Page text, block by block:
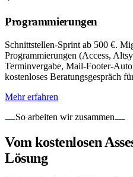
Programmierungen
Schnittstellen-Sprint ab 500 €.
Programmierungen (Access,
Terminvergabe, Mail-Footer-
kostenloses Beratungsgespräch
Mehr erfahren
So arbeiten wir zusammen
Vom kostenlosen
Lösung